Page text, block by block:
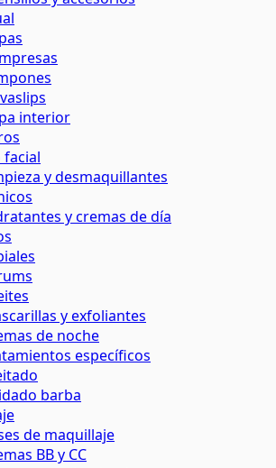
interior
facial
y desmaquillantes
y cremas de día
y exfoliantes
de noche
específicos
barba
de maquillaje
BB y CC